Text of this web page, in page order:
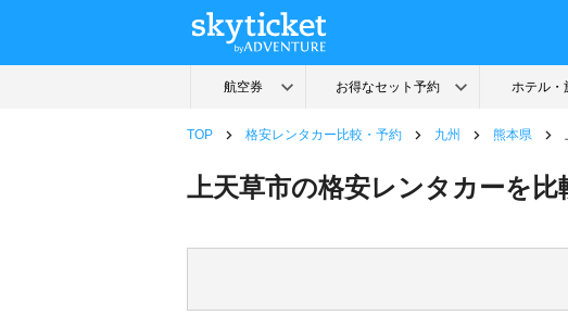
TOP 格安レンタカー比較・予約 九州 熊本県
上天草市の格安レンタカーを比